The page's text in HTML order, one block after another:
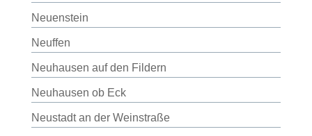
Neuenstein
Neuffen
Neuhausen auf den Fildern
Neuhausen ob Eck
Neustadt an der Weinstraße